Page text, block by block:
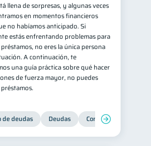
llena de sorpresas, y algunas veces
en momentos financieros
no habíamos anticipado. Si
estás enfrentando problemas para
no eres la única persona
A continuación, te
una guía práctica sobre qué hacer
de fuerza mayor, no puedes
de deudas Deudas Control de deudas